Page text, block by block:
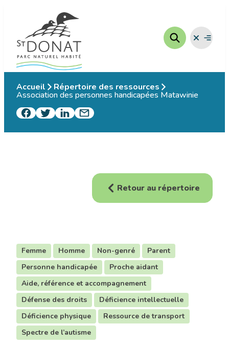
contenu
Fermer
le
Ouvrir
le
Accueil Répertoire des ressources
Association des personnes handicapées Matawinie
Retour au répertoire
Femme Homme Non-genré
Parent
Personne handicapée
Proche aidant
Aide, référence et accompagnement
Défense des droits
Déficience intellectuelle
Déficience physique
Ressource de transport
Spectre de l’autisme